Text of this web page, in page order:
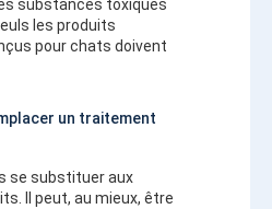
substances toxiques
les produits
pour chats doivent
un traitement
se substituer aux
Il peut, au mieux, être